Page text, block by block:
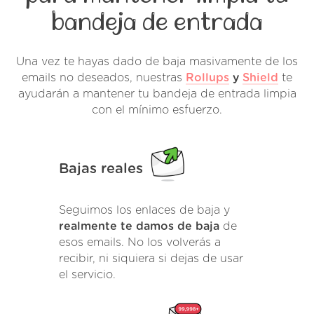
bandeja de entrada
Una vez te hayas dado de baja masivamente de los
emails no deseados, nuestras Rollups y Shield te
ayudarán a mantener tu bandeja de entrada limpia
con el mínimo esfuerzo.
Bajas reales
Seguimos los enlaces de baja y
realmente te damos de baja de
esos emails. No los volverás a
recibir, ni siquiera si dejas de usar
el servicio.